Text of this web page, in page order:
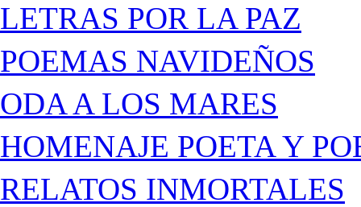
LETRAS POR LA PAZ
POEMAS NAVIDEÑOS
ODA A LOS MARES
HOMENAJE POETA Y
RELATOS INMORTALES